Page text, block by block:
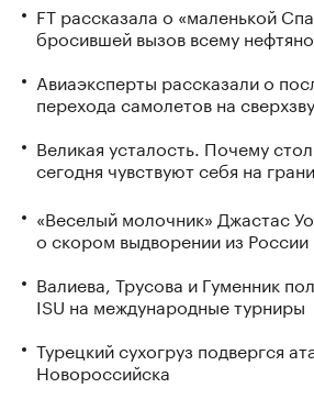
FT рассказала о «маленькой
бросившей вызов всему
Авиаэксперты рассказали о
перехода самолетов на
Великая усталость. Почему
сегодня чувствуют себя на грани
«Веселый молочник» Джастас
о скором выдворении из России
Валиева, Трусова и Гуменник
ISU на международные турниры
Турецкий сухогруз подвергся
Новороссийска